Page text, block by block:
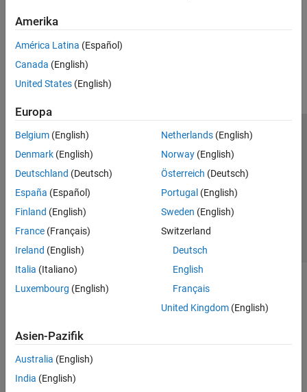
Amerika
América Latina (Español)
Canada (English)
United States (English)
Europa
Belgium (English)
Denmark (English)
Deutschland (Deutsch)
España (Español)
Finland (English)
France (Français)
Ireland (English)
Italia (Italiano)
Luxembourg (English)
Netherlands(English)
Norway(English)
Österreich (Deutsch)
Portugal (English)
Sweden (English)
Switzerland
Deutsch
English
Français
United Kingdom(English)
Asien-Pazifik
Australia (English)
India (English)
Trust Center
Datenschutz-Richtlinien
Datendiebstahl verhindern
Status von Anwendungen
© 1994-2026 The MathWorks, Inc.
Website auswählen
Deutschland